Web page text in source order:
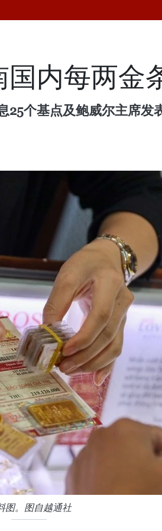
内每两金
25个基点及鲍威尔主席
图。图自越通社